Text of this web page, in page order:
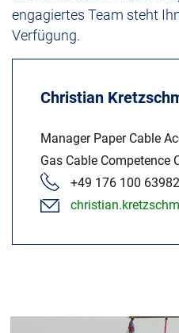
engagiertes Team steht
Verfügung.
Christian
Manager Paper Cable
Gas Cable Competence
+49 176 100 63982